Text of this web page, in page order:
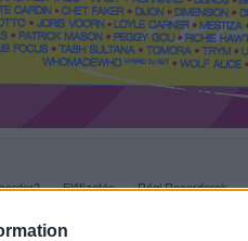
Előfizetés Régi Recorderek